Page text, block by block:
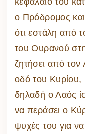
ο Πρόδρομος
ότι εστάλη από
του Ουρανού
ζητήσει από
οδό του Κυρίου,
δηλαδή ο Λαός
να περάσει ο
ψυχές του για